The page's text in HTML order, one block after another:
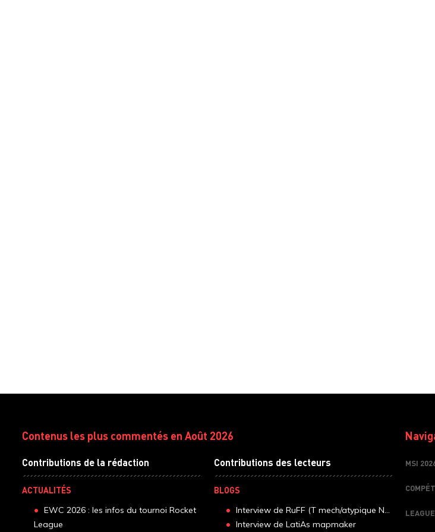
Contenus les plus commentés en Août 2026
Contributions de la rédaction
ACTUALITÉS
EWC 2026 : les infos du tournoi Rocket
League
Contributions des lecteurs
BLOGS
Interview de RuFF (T mech/atypique N...
Interview de LatiAs mapmaker
MSI